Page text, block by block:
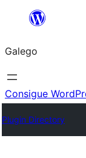
Saltar
contido
Galego
Consigue
Plugin Directory